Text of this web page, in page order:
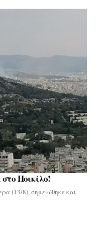
Ποικίλο!
(13/8), σημειώθηκε και